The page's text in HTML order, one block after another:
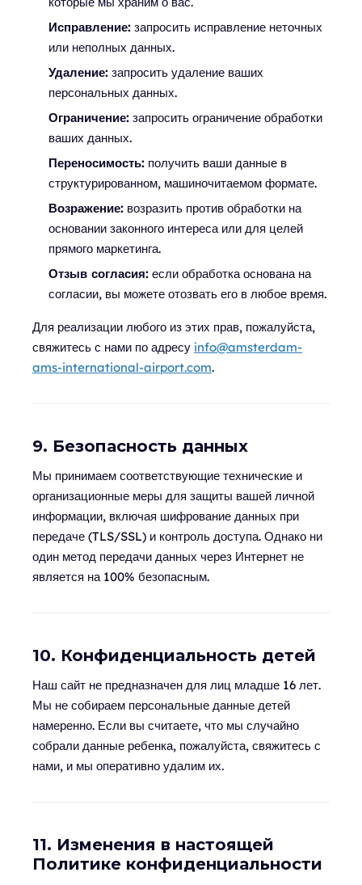
Исправление: запросить исправление неточных
или неполных данных.
Удаление: запросить удаление ваших
персональных данных.
Ограничение: запросить ограничение обработки
ваших данных.
Переносимость: получить ваши данные в
структурированном, машиночитаемом формате.
Возражение: возразить против обработки на
основании законного интереса или для целей
прямого маркетинга.
Отзыв согласия: если обработка основана на
согласии, вы можете отозвать его в любое время.
Для реализации любого из этих прав, пожалуйста,
свяжитесь с нами по адресу info@amsterdam-
ams-international-airport.com.
9. Безопасность данных
Мы принимаем соответствующие технические и
организационные меры для защиты вашей личной
информации, включая шифрование данных при
передаче (TLS/SSL) и контроль доступа. Однако ни
один метод передачи данных через Интернет не
является на 100% безопасным.
10. Конфиденциальность детей
Наш сайт не предназначен для лиц младше 16 лет.
Мы не собираем персональные данные детей
намеренно. Если вы считаете, что мы случайно
собрали данные ребенка, пожалуйста, свяжитесь с
нами, и мы оперативно удалим их.
11. Изменения в настоящей
Политике конфиденциальности